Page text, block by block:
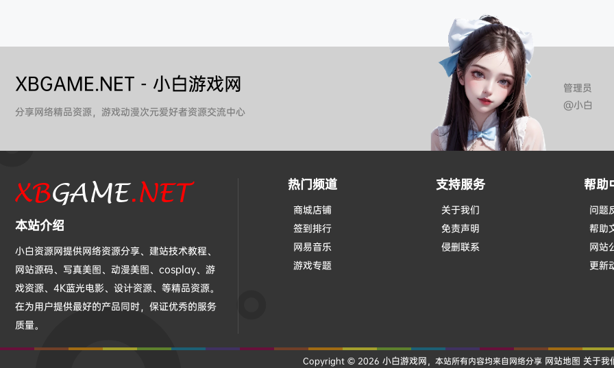
XBGAME.NET - 小白游戏网
分享网络精品资源，游戏动漫次元爱好者资源交流中心
管理员
@小白
本站介绍
小白资源网提供网络资源分享、建站技术教程、
网站源码、写真美图、动漫美图、cosplay、游
戏资源、4K蓝光电影、设计资源、等精品资源。
在为用户提供最好的产品同时，保证优秀的服务
质量。
热门频道
商城店铺
签到排行
网易音乐
游戏专题
支持服务
关于我们
免责声明
侵删联系
帮助
问题
帮助
网站
更新
Copyright © 2026 小白游戏网，本站所有内容均来自网络分享 网站地图 关于我